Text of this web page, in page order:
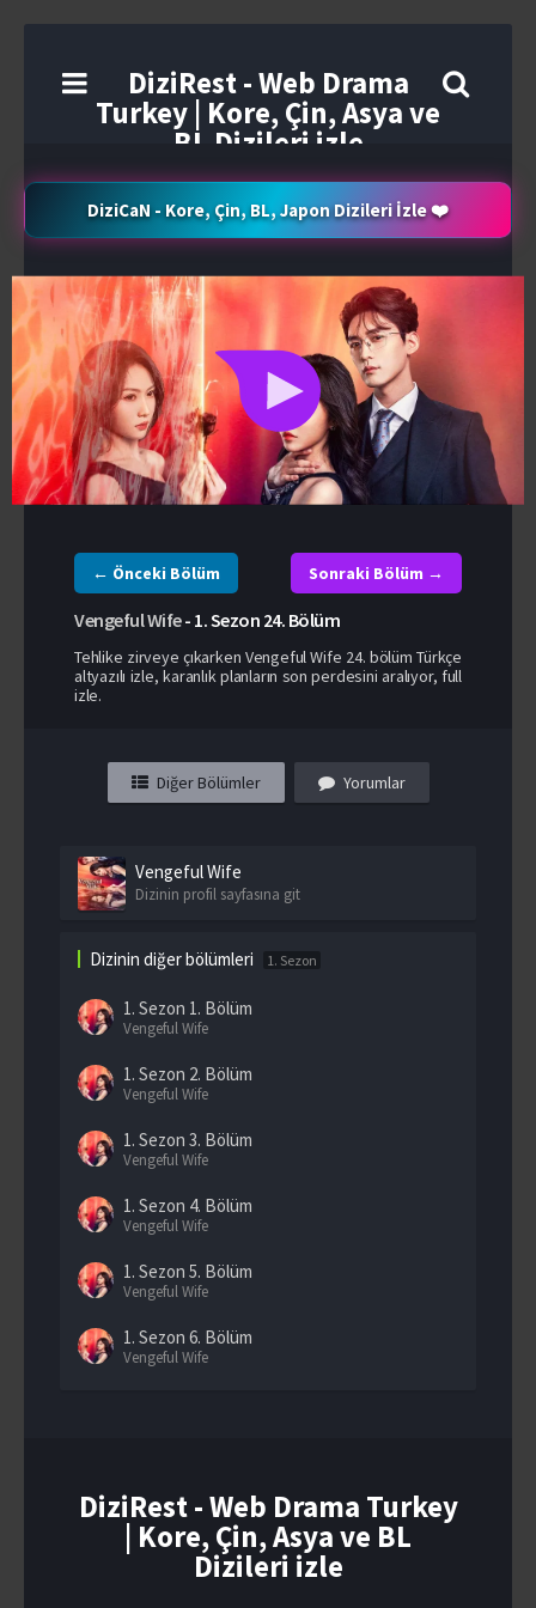
DiziRest - Web Drama
Turkey | Kore, Çin, Asya ve
BL Dizileri izle
DiziCaN - Kore, Çin, BL, Japon Dizileri İzle ❤️
← Önceki Bölüm Sonraki Bölüm →
Vengeful Wife- 1. Sezon 24. Bölüm
Tehlike zirveye çıkarken Vengeful Wife 24. bölüm Türkçe
altyazılı izle, karanlık planların son perdesini aralıyor, full
izle.
Diğer Bölümler Yorumlar
Vengeful Wife
Dizinin profil sayfasına git
Dizinin diğer bölümleri 1. Sezon
1. Sezon 1. Bölüm
Vengeful Wife
1. Sezon 2. Bölüm
Vengeful Wife
1. Sezon 3. Bölüm
Vengeful Wife
1. Sezon 4. Bölüm
Vengeful Wife
1. Sezon 5. Bölüm
Vengeful Wife
1. Sezon 6. Bölüm
Vengeful Wife
1. Sezon9. Bölüm
Vengeful Wife
DiziRest - Web Drama Turkey
| Kore, Çin, Asya ve BL
Dizileri izle